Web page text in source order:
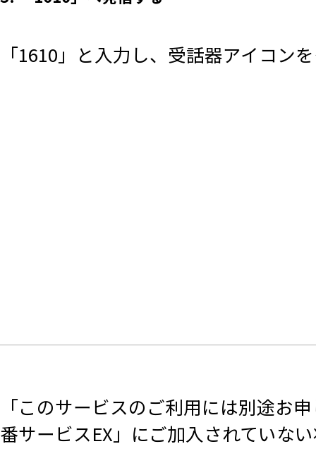
「1610」と入力し、受話器アイコン
「このサービスのご利用には別途お
番サービスEX」にご加入されていな